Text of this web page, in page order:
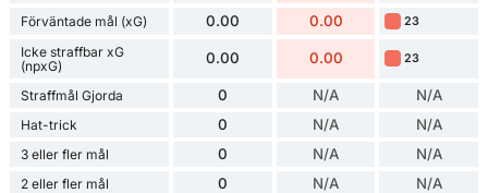
Förväntade mål (xG) 0.00 0.00 23
Icke straffbar xG
(npxG)
0.00 0.00 23
Straffmål Gjorda 0 N/A N/A
Hat-trick 0 N/A N/A
3 eller fler mål 0 N/A N/A
2 eller fler mål 0 N/A N/A